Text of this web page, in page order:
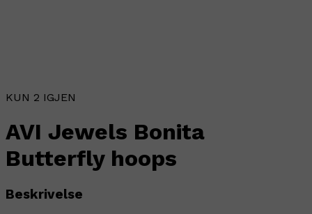
KUN 2 IGJEN
AVI Jewels Bonita
Butterfly hoops
Beskrivelse